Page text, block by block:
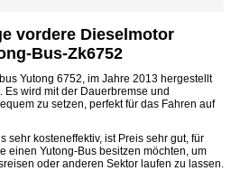
vordere Dieselmotor
Bus-Zk6752
Yutong 6752, im Jahre 2013 hergestellt
Es wird mit der Dauerbremse und
zu setzen, perfektfür das Fahren auf
sehr kosteneffektiv, ist Preis sehr gut, für
einen Yutong-Bus besitzen möchten, um
oder anderen Sektor laufen zu lassen.